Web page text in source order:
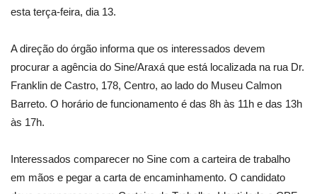
esta terça-feira, dia 13.
A direção do órgão informa que os interessados devem
procurar a agência do Sine/Araxá que está localizada na rua Dr.
Franklin de Castro, 178, Centro, ao lado do Museu Calmon
Barreto. O horário de funcionamento é das 8h às 11h e das 13h
às 17h.
Interessados comparecer no Sine com a carteira de trabalho
em mãos e pegar a carta de encaminhamento. O candidato